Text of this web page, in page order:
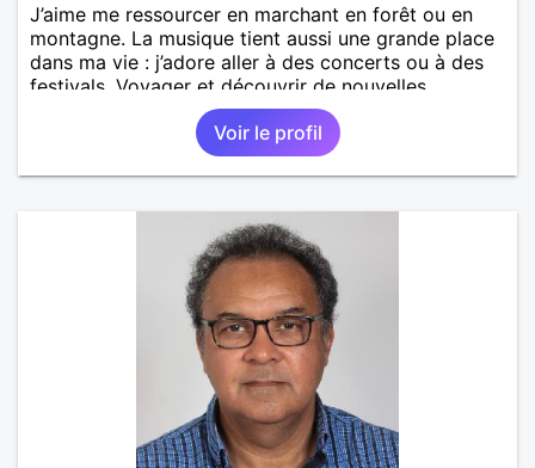
J’aime me ressourcer en marchant en forêt ou en
montagne. La musique tient aussi une grande place
dans ma vie : j’adore aller à des concerts ou à des
festivals. Voyager et découvrir de nouvelles
cultures, c’est ce qui m’inspire le plus. J’aimerais
rencontrer quelqu’un avec qui partager ces
moments simples et sincères.
Voir le profil